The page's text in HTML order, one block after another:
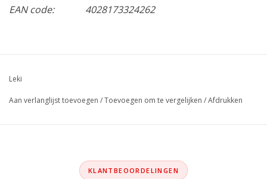
EAN code:
4028173324262
Leki
Aan verlanglijst toevoegen /Toevoegen om te vergelijken /Afdrukken
KLANTBEOORDELINGEN